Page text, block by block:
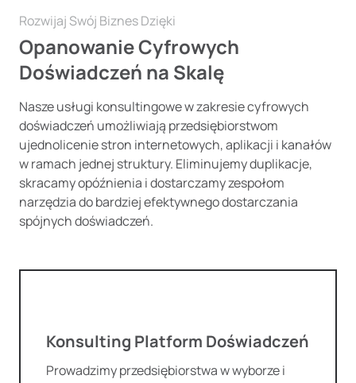
Rozwijaj Swój Biznes Dzięki
Opanowanie Cyfrowych
Doświadczeń na Skalę
Nasze usługi konsultingowe w zakresie cyfrowych
doświadczeń umożliwiają przedsiębiorstwom
ujednolicenie stron internetowych, aplikacji i kanałów
w ramach jednej struktury. Eliminujemy duplikacje,
skracamy opóźnienia i dostarczamy zespołom
narzędzia do bardziej efektywnego dostarczania
spójnych doświadczeń.
Konsulting Platform Doświadczeń
Prowadzimy przedsiębiorstwa w wyborze i